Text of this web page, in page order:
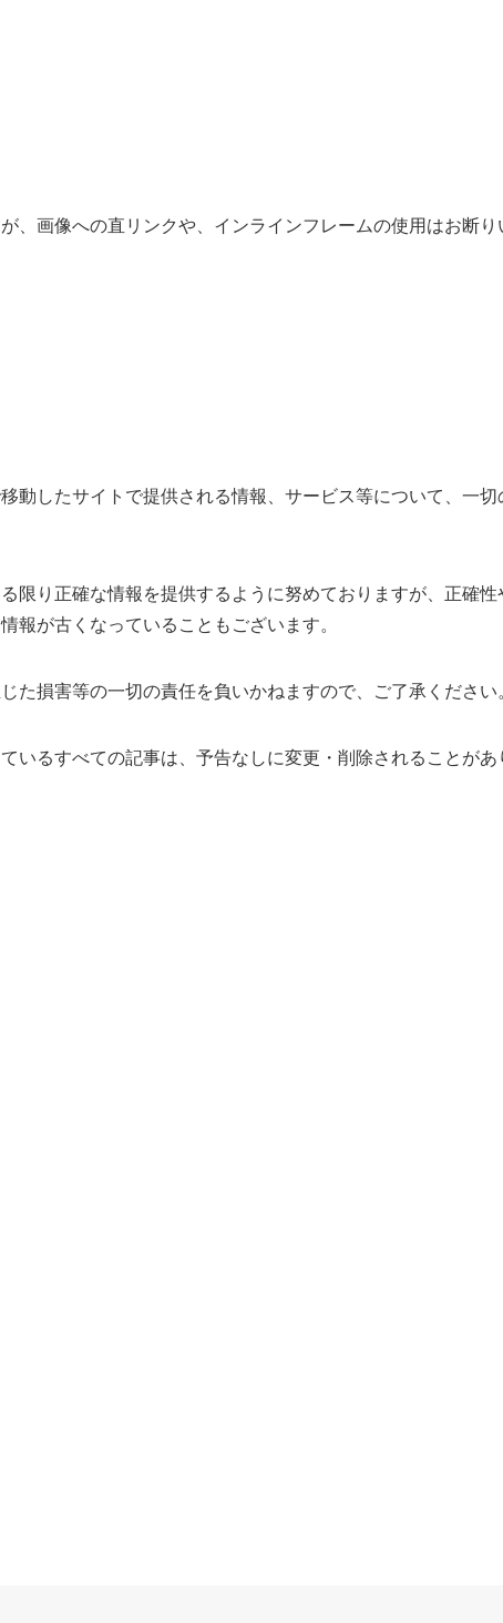
、画像への直リンクや、インラインフレームの使用はお断り
動したサイトで提供される情報、サービス等について、一切
限り正確な情報を提供するように努めておりますが、正確性
報が古くなっていることもございます。
た損害等の一切の責任を負いかねますので、ご了承ください
いるすべての記事は、予告なしに変更・削除されることがあ